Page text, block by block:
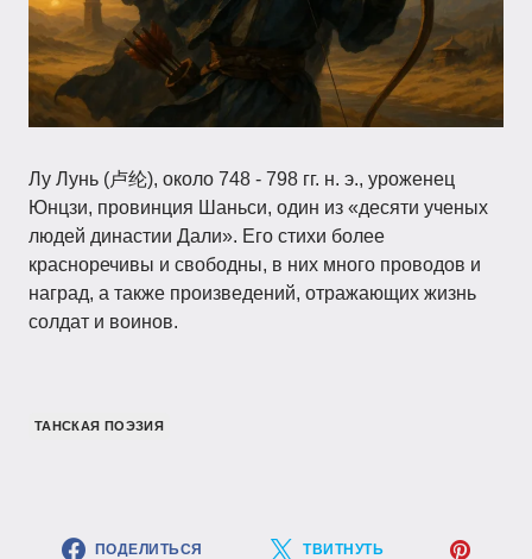
Лу Лунь (卢纶), около 748 - 798 гг. н. э., уроженец
Юнцзи, провинция Шаньси, один из «десяти ученых
людей династии Дали». Его стихи более
красноречивы и свободны, в них много проводов и
наград, а также произведений, отражающих жизнь
солдат и воинов.
ТАНСКАЯ ПОЭЗИЯ
ПОДЕЛИТЬСЯ ТВИТНУТЬ